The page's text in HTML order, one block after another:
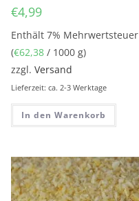
€4,99
Enthält 7% Mehrwertsteuer
(€62,38 / 1000 g)
zzgl.Versand
Lieferzeit: ca. 2-3 Werktage
In den Warenkorb